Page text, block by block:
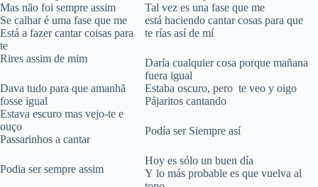
Mas não foi sempre assim
Se calhar é uma fase que me
Está a fazer cantar coisas para
te
Rires assim de mim
Dava tudo para que amanhã
fosse igual
Estava escuro mas vejo-te e
ouço
Passarinhos a cantar
Podia ser sempre assim
Tal vez es una fase que me
está haciendo cantar cosas para que
te rías así de mí
Daría cualquier cosa porque mañana
fuera igual
Estaba oscuro, pero te veo y oigo
Pájaritos cantando
Podía ser Siempre así
Hoy es sólo un buen día
Y lo más probable es que vuelva al